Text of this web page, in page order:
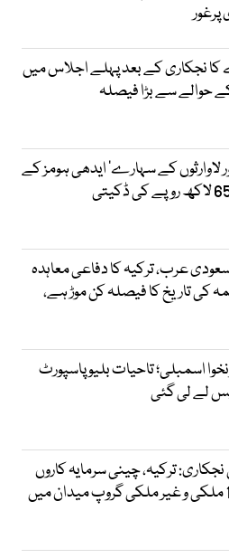
پرغور
کا نجکاری کے بعد پہلے اجلاس میں
حوالے سے بڑا فیصلہ
لاوارثوں کے سہارے‘ ایدھی ہومز کے
عرب، ترکیہ کا دفاعی معاہدہ
کی تاریخ کا فیصلہ کن موڑ ہے،
اسمبلی؛ تاحیات بلیو پاسپورٹ
لے لی گئی
ترکیہ، چینی سرمایہ کاروں